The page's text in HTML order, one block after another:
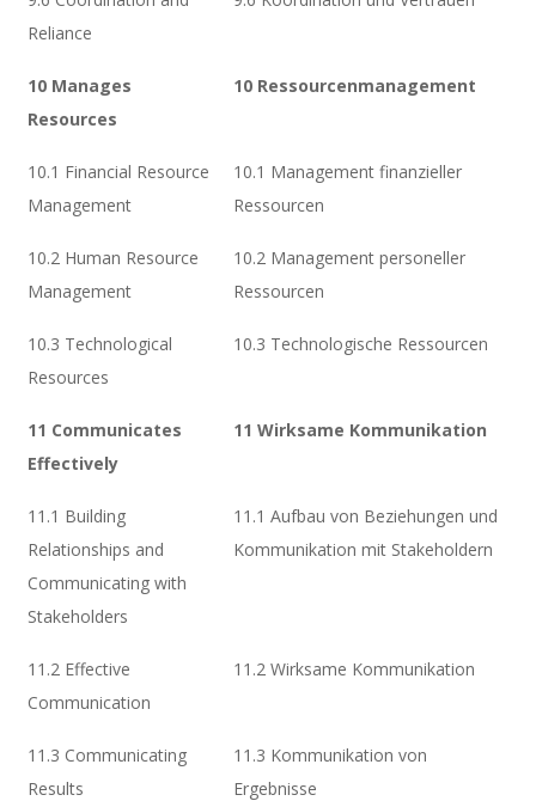
Reliance
10 Manages
Resources
10 Ressourcenmanagement
10.1 Financial Resource
Management
10.1 Management finanzieller
Ressourcen
10.2 Human Resource
Management
10.2 Management personeller
Ressourcen
10.3 Technological
Resources
10.3 Technologische Ressourcen
11 Communicates
Effectively
11 Wirksame Kommunikation
11.1 Building
Relationships and
Communicating with
Stakeholders
11.1 Aufbau von Beziehungen und
Kommunikation mit Stakeholdern
11.2 Effective
Communication
11.2 Wirksame Kommunikation
11.3 Communicating
Results
11.3 Kommunikation von
Ergebnisse